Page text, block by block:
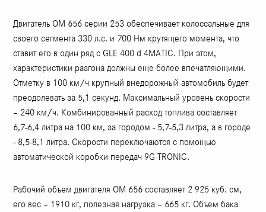
Двигатель OM 656 серии 253 обеспечивает колоссальные для
своего сегмента 330 л.с. и 700 Нм крутящего момента, что
ставит его в один ряд с GLE 400 d 4MATIC. При этом,
характеристики разгона должны еще более впечатляющими.
Отметку в 100 км/ч крупный внедорожный автомобиль будет
преодолевать за 5,1 секунд. Максимальный уровень скорости
– 240 км/ч. Комбинированный расход топлива составляет
6,7-6,4 литра на 100 км, за городом - 5,7-5,3 литра, а в городе
- 8,5-8,1 литра. Скорости переключаются с помощью
автоматической коробки передач 9G TRONIC.
Рабочий объем двигателя OM 656 составляет 2 925 куб. см,
его вес – 1910 кг, полезная нагрузка – 665 кг. Объем бака